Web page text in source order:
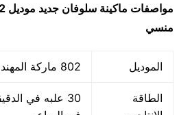
مواصفات ماكينة سلوفان جديد
منسي
الموديل 802 ماركة المهندس منسي
الطاقة